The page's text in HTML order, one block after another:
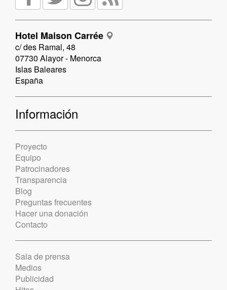
Hotel Maison Carrée
c/ des Ramal, 48
07730 Alayor - Menorca
Islas Baleares
España
Información
Proyecto
Equipo
Patrocinadores
Transparencia
Blog
Preguntas frecuentes
Hacer una donación
Contacto
Sala de prensa
Medios
Publicidad